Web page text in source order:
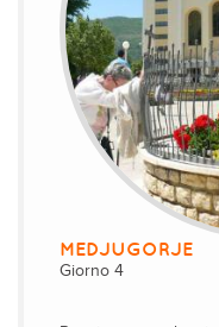
MEDJUGORJE
Giorno 4